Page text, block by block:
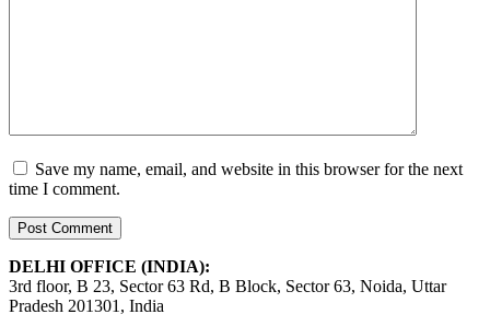
Save my name, email, and website in this browser for the next
time I comment.
DELHI OFFICE (INDIA):
3rd floor, B 23, Sector 63 Rd, B Block, Sector 63, Noida, Uttar
Pradesh 201301, India